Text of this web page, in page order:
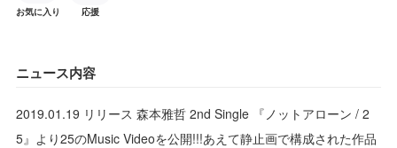
お気に入り 応援
ニュース内容
2019.01.19 リリース 森本雅哲 2nd Single 『ノットアローン / 2
5』より25のMusic Videoを公開!!!あえて静止画で構成された作品